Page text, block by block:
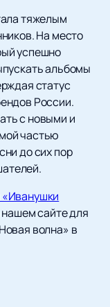
тяжелым
На место
успешно
альбомы
статус
России.
с новыми и
частью
до сих пор
сайте для
волна» в